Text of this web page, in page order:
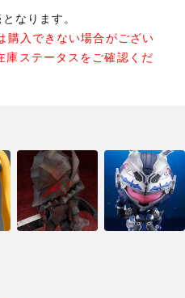
なります。
購入できない場合がござい
庫ステータスをご確認くだ